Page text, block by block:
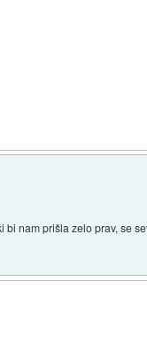
nam prišla zelo prav, se